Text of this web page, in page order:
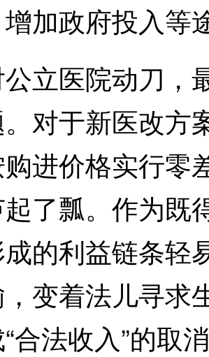
加政府投入等
医院动刀，
对于新医改方
进价格实行零
了瓢。作为既
的利益链条轻
变着法儿寻求
合法收入”的取